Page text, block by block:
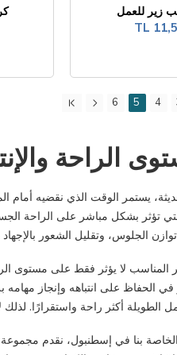
زير للعمل
4
5
6
الراحة
يستمر الوقت الذي نقضيه
تؤثر بشكل مباشر على الراحة
الجلوس، وتقليل الشعور
المناسب لا يؤثر فقط على مستوى
الحفاظ على انتباهه وإنجاز مهامه
الطويلة أكثر راحة واستقرارًا.
بنا في إسطنبول، نقدم مجموعة